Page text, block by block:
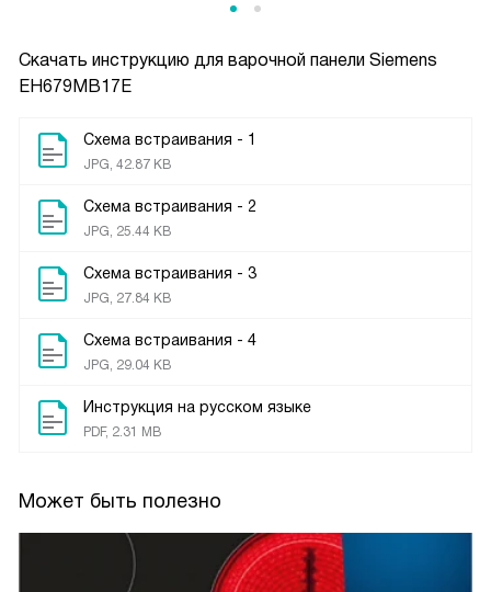
Скачать инструкцию для варочной панели Siemens
EH679MB17E
Схема встраивания - 1
JPG, 42.87 KB
Схема встраивания - 2
JPG, 25.44 KB
Схема встраивания - 3
JPG, 27.84 KB
Схема встраивания - 4
JPG, 29.04 KB
Инструкция на русском языке
PDF, 2.31 MB
Может быть полезно